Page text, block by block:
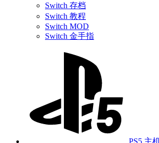
Switch 存档
Switch 教程
Switch MOD
Switch 金手指